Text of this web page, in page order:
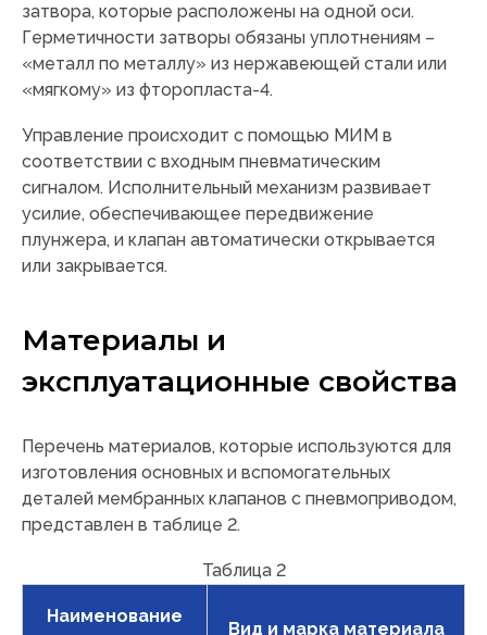
затвора, которые расположены на одной оси.
Герметичности затворы обязаны уплотнениям –
«металл по металлу» из нержавеющей стали или
«мягкому» из фторопласта-4.
Управление происходит с помощью МИМ в
соответствии с входным пневматическим
сигналом. Исполнительный механизм развивает
усилие, обеспечивающее передвижение
плунжера, и клапан автоматически открывается
или закрывается.
Материалы и
эксплуатационные свойства
Перечень материалов, которые используются для
изготовления основных и вспомогательных
деталей мембранных клапанов с пневмоприводом,
представлен в таблице 2.
Таблица 2
Наименование
Вид и марка материала